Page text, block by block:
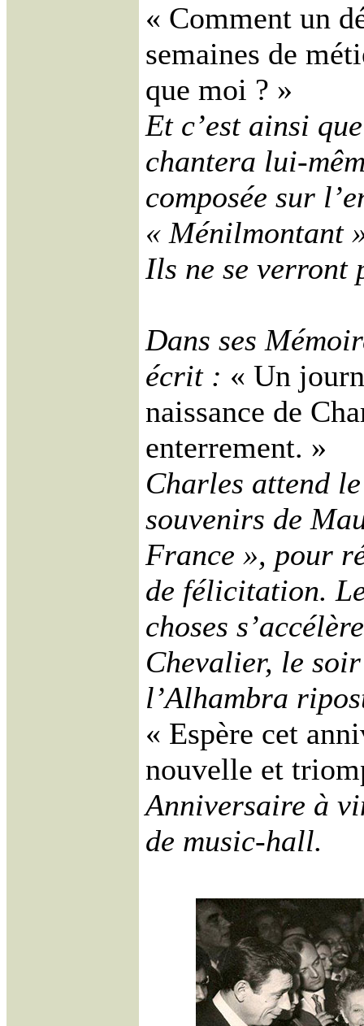
« Comment un
semaines de
que moi ? »
Et c’est ainsi
chantera lui-
composée sur
« Ménilmontant
Ils ne se verront
Dans ses
écrit : « Un
naissance de
enterrement. »
Charles attend
souvenirs de
France », pour
de félicitation.
choses
Chevalier, le
l’Alhambra
« Espère cet
nouvelle et
Anniversaire à
de music-hall.